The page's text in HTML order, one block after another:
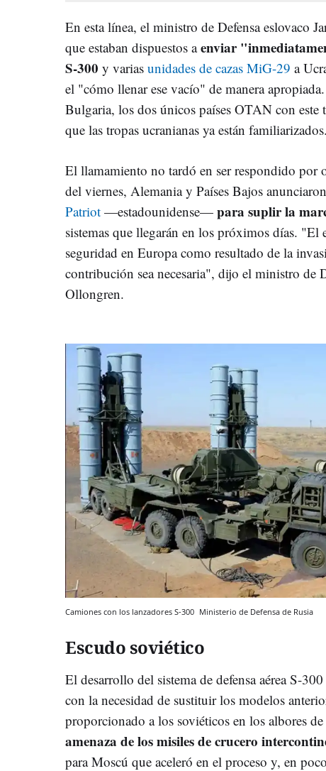
En esta línea, el ministro de Defensa eslovaco
que estaban dispuestos aenviar
S-300 y varias unidades de cazas MiG-29 a
el "cómo llenar ese vacío" de manera
Bulgaria, los dos únicos países OTAN con este
que las tropas ucranianas ya están familiarizados.
El llamamiento no tardó en ser respondido
del viernes, Alemania y Países Bajos
Patriot —estadounidense— para suplir la
sistemas que llegarán en los próximos días.
seguridad en Europa como resultado de la
contribución sea necesaria", dijo el ministro de
Ollongren.
Camiones con los lanzadores S-300 Ministerio de Defensa de Rusia
Escudo soviético
El desarrollo del sistema de defensa aérea S-
con la necesidad de sustituir los modelos
proporcionado a los soviéticos en los albores
amenaza de los misiles de crucero
para Moscú que aceleró en el proceso y, en